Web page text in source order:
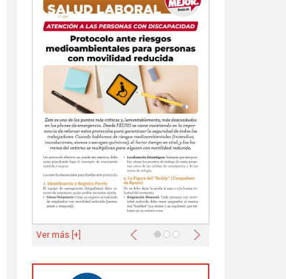
Anterior Siguiente
Ver más [+]